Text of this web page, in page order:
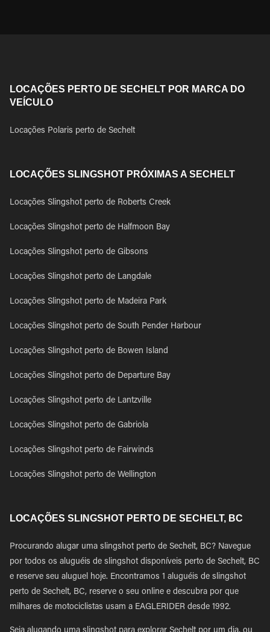
LOCAÇÕES PERTO DE SECHELT POR MARCA DO
VEÍCULO
Locações Polaris perto de Sechelt
LOCAÇÕES SLINGSHOT PRÓXIMAS A SECHELT
Locações Slingshot perto de Roberts Creek
Locações Slingshot perto de Halfmoon Bay
Locações Slingshot perto de Gibsons
Locações Slingshot perto de Langdale
Locações Slingshot perto de Madeira Park
Locações Slingshot perto de South Pender Harbour
Locações Slingshot perto de Bowen Island
Locações Slingshot perto de Departure Bay
Locações Slingshot perto de Lantzville
Locações Slingshot perto de Gabriola
Locações Slingshot perto de Fairwinds
Locações Slingshot perto de Wellington
LOCAÇÕES SLINGSHOT PERTO DE SECHELT, BC
Procurando alugar uma slingshot perto de Sechelt, BC? Navegue
por todos os aluguéis de slingshot disponíveis perto de Sechelt, BC
e reserve seu aluguel hoje. Encontramos 1 aluguéis de slingshot
perto de Sechelt, BC, reserve o seu online e descubra por que
milhares de motociclistas usam a EAGLERIDER desde 1992.